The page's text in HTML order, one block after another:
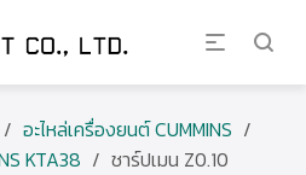
/ อะไหล่เครื่องยนต์ CUMMINS /
KTA38 / ชาร์ปเมน Z0.10